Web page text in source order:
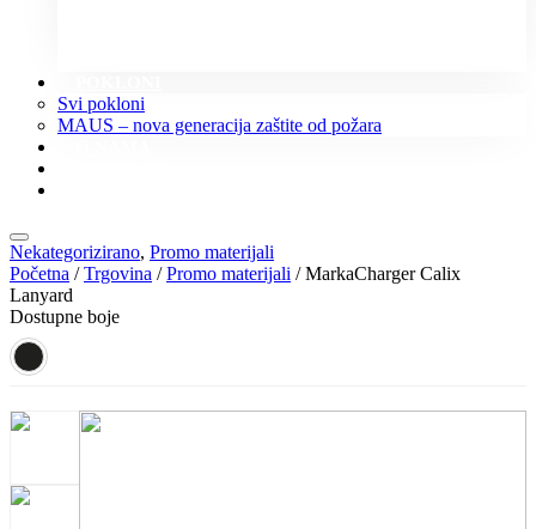
Svi pokloni
MAUS – nova generacija zaštite od požara
Nekategorizirano, Promo materijali
Početna /Trgovina /Promo materijali / MarkaCharger Calix
Lanyard
Dostupne boje